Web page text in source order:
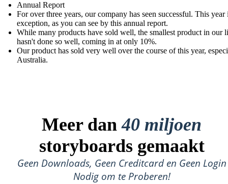
Annual Report
For over three years, our company has seen successful. This year
exception, as you can see by this annual report.
While many products have sold well, the smallest product in our
hasn't done so well, coming in at only 10%.
Our product has sold very well over the course of this year,
Australia.
Meer dan40 miljoen
storyboards gemaakt
Geen Downloads, Geen Creditcard en Geen Login
Nodig om te Proberen!